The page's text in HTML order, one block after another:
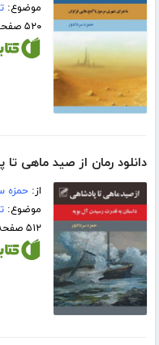
موضوع:
۵۲۰ صفحه
دانلود رمان از صید ماهى تا
از:حمزه
موضوع:
۵۱۲ صفحه